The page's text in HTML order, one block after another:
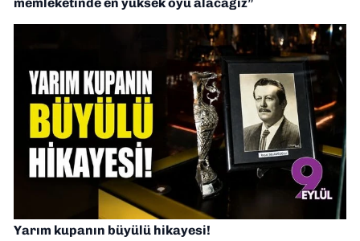
memleketinde en yüksek oyu alacağız”
Yarım kupanın büyülü hikayesi!